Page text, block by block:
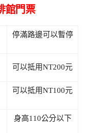
館門票
停滿路邊可以暫停
可以抵用NT200元
可以抵用NT100元
身高110公分以下